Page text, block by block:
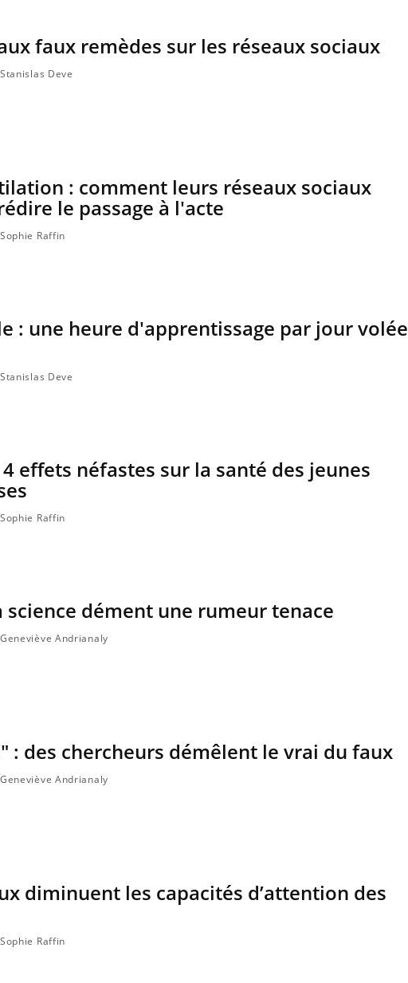
faux remèdes sur les réseaux sociaux
Deve
: comment leurs réseaux sociaux
le passage à l'acte
Raffin
: une heure d'apprentissage par jour volée
Deve
effets néfastes sur la santé des jeunes
Raffin
science dément une rumeur tenace
Andrianaly
: des chercheurs démêlent le vrai du faux
Andrianaly
diminuent les capacités d’attention des
Raffin